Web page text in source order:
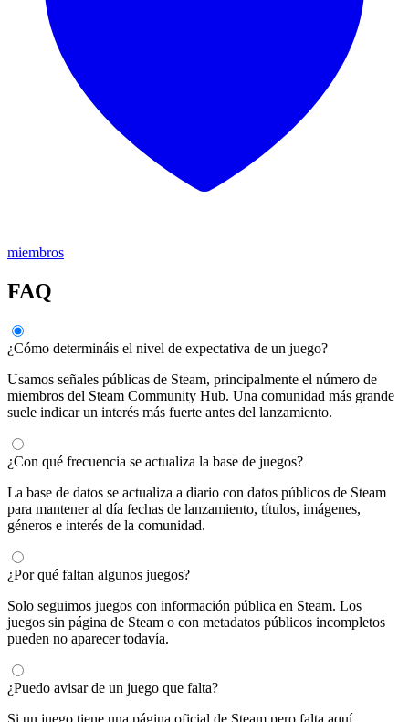
miembros
FAQ
¿Cómo determináis el nivel de expectativa de un juego?
Usamos señales públicas de Steam, principalmente el número de
miembros del Steam Community Hub. Una comunidad más grande
suele indicar un interés más fuerte antes del lanzamiento.
¿Con qué frecuencia se actualiza la base de juegos?
La base de datos se actualiza a diario con datos públicos de Steam
para mantener al día fechas de lanzamiento, títulos, imágenes,
géneros e interés de la comunidad.
¿Por qué faltan algunos juegos?
Solo seguimos juegos con información pública en Steam. Los
juegos sin página de Steam o con metadatos públicos incompletos
pueden no aparecer todavía.
¿Puedo avisar de un juego que falta?
Si un juego tiene una página oficial de Steam pero falta aquí,